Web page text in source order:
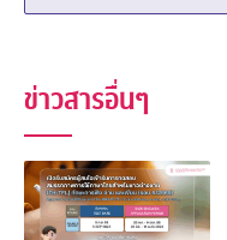
ข่าวสารอื่นๆ